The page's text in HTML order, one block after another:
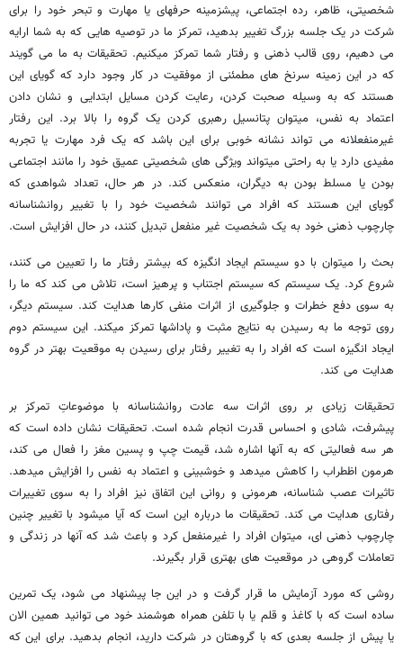
شخصیتی، ظاهر، رده اجتماعی، پیش­زمینه حرفه­ای یا مهارت و تبحر خود را برای
شرکت در یک جلسه بزرگ تغییر بدهید، تمرکز ما در توصیه ­هایی که به شما ارایه
می­ دهیم، روی قالب ذهنی و رفتار شما تمرکز می­کنیم. تحقیقات به ما می­ گویند
که در این زمینه سرنخ های مطمئنی از موفقیت در کار وجود دارد که گویای این
هستند که به وسیله صحبت کردن، رعایت کردن مسایل ابتدایی و نشان دادن
اعتماد به نفس، می­توان پتانسیل رهبری کردن یک گروه را بالا برد. این رفتار
غیرمنفعلانه می ­تواند نشانه خوبی برای این باشد که یک فرد مهارت یا تجربه
مفیدی دارد یا به راحتی می­تواند ویژگی­ های شخصیتی عمیق خود را مانند اجتماعی
بودن یا مسلط بودن به دیگران، منعکس کند. در هر حال، تعداد شواهدی که
گویای این هستند که افراد می ­توانند شخصیت خود را با تغییر روان­شناسانه
چارچوب ذهنی خود به یک شخصیت غیر منفعل تبدیل کنند، در حال افزایش است.
بحث را می­توان با دو سیستم ایجاد انگیزه که بیشتر رفتار ما را تعیین می­ کنند،
شروع کرد. یک سیستم که سیستم اجتناب و پرهیز است، تلاش می­ کند که ما را
به سوی دفع خطرات و جلوگیری از اثرات منفی کارها هدایت کند. سیستم دیگر،
روی توجه ما به رسیدن به نتایج مثبت و پاداشها تمرکز می­کند. این سیستم دوم
ایجاد انگیزه است که افراد را به تغییر رفتار برای رسیدن به موقعیت بهتر در گروه
هدایت می­ کند.
تحقیقات زیادی بر روی اثرات سه عادت روان­شناسانه با موضوعاتِ تمرکز بر
پیشرفت، شادی و احساس قدرت انجام شده است. تحقیقات نشان داده است که
هر سه فعالیتی که به آنها اشاره شد، قیمت چپ و پسین مغز را فعال می­ کند،
هرمون اظطراب را کاهش می­دهد و خوش­بینی و اعتماد به نفس را افزایش می­دهد.
تاثیرات عصب­ شناسانه، هرمونی و روانی این اتفاق نیز افراد را به سوی تغییرات
رفتاری هدایت می ­کند. تحقیقات ما درباره این است که آیا می­شود با تغییر چنین
چارچوب ذهنی ­ای، می­توان افراد را غیرمنفعل کرد و باعث شد که آنها در زندگی و
تعاملات گروهی در موقعیت های بهتری قرار بگیرند.
روشی که مورد آزمایش ما قرار گرفت و در این جا پیشنهاد می­ شود، یک تمرین
ساده است که با کاغذ و قلم یا با تلفن همراه هوشمند خود می ­توانید همین الان
یا پیش از جلسه بعدی که با گروهتان در شرکت دارید، انجام بدهید. برای این که